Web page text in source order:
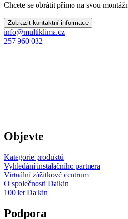
Chcete se obrátit přímo na svou
Zobrazit kontaktní informace
info@multiklima.cz
257 960 032
Objevte
Kategorie produktů
Vyhledání instalačního partnera
Virtuální zážitkové centrum
O společnosti Daikin
100 let Daikin
Podpora